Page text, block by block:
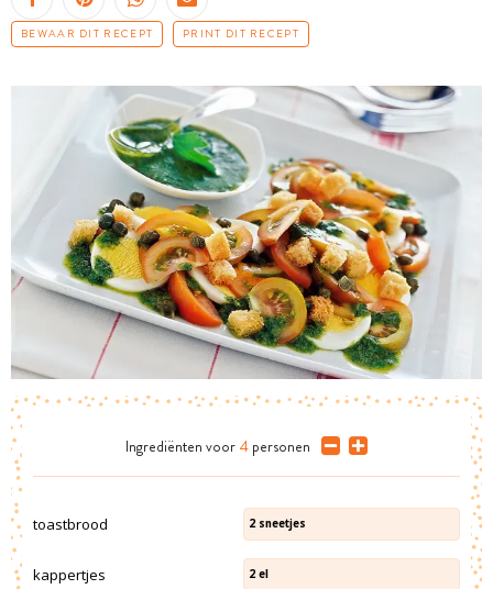
BEWAAR DIT RECEPT PRINT DIT RECEPT
Ingrediënten voor 4 personen
toastbrood 2 sneetjes
kappertjes 2 el